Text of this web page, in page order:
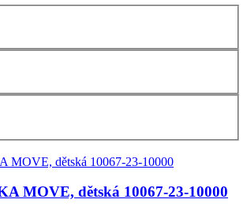
MOVE, dětská 10067-23-10000